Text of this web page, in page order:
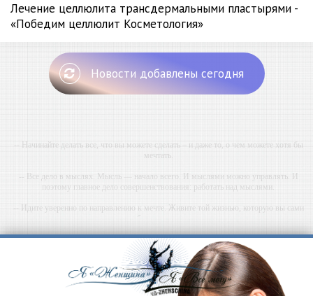
Лечение целлюлита трансдермальными пластырями -
«Победим целлюлит Косметология»
Новости добавлены сегодня
-- Начинайте делать все, что вы можете сделать – и даже то, о чем можете хотя бы
мечтать.
-- Все дело в мыслях. Мысль — начало всего. И мыслями можно управлять. И
поэтому главное дело совершенствования: работать над мыслями.
-- Идите уверенно по направлению к мечте. Живите той жизнью, которую вы сами
-- Самое большое богатство — это ум. Самая большая нищета — глупость. Из всех
страхов самый пугающий — самолюбование.
-- Лучшее, что можно сделать с хорошим советом, это пропустить его мимо ушей. Он
никогда не бывает полезен никому, кроме того, кто его дал.